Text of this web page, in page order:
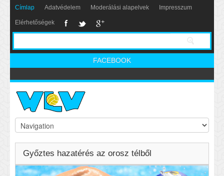
Címlap Adatvédelem Moderálási alapelvek Impresszum
Elérhetőségek
FACEBOOK
Győztes hazatérés az orosz télből